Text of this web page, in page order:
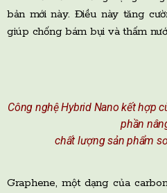
bản mới này. Điều này tăng
giúp chống bám bụi và thấm
Công nghệ Hybrid Nano kết hợp
phần
chất lượng sản phẩm
Graphene, một dạng của